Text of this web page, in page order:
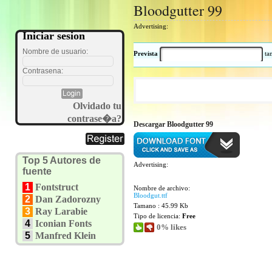
Iniciar sesion
Nombre de usuario:
Contrasena:
Olvidado tu
contrase�a?
Top 5 Autores de
fuente
1 Fontstruct
2 Dan Zadorozny
3 Ray Larabie
4 Iconian Fonts
5 Manfred Klein
Bloodgutter 99
Advertising:
Prevista
Descargar Bloodgutter 99
Advertising:
Nombre de archivo:
Bloodgut.ttf
Tamano : 45.99 Kb
Tipo de licencia: Free
0% likes